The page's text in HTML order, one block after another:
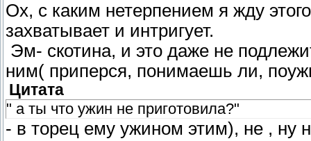
Ох, с каким нетерпением я жду
захватывает и интригует.
Эм- скотина, и это даже не
ним( приперся, понимаешь ли,
Цитата
" а ты что ужин не приготовила?"
- в торец ему ужином этим), не , ну